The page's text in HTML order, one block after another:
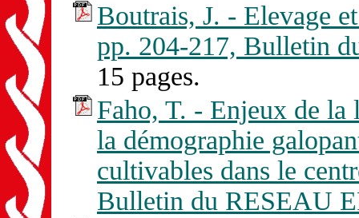
Boutrais, J. - Elevage
pp. 204-217, Bulletin
15 pages.
Faho, T. - Enjeux de la
la démographie
cultivables dans le
Bulletin du RESEAU